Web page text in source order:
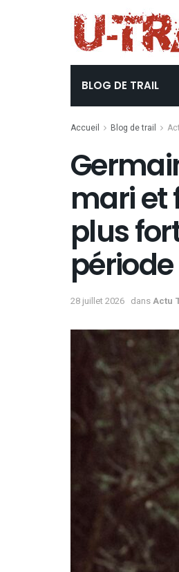
BLOG DE TRAIL
Accueil Blog de trail
mari et
plus
28 juillet 2026 dansActu